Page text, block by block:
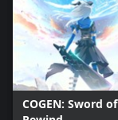
COGEN: Sword of